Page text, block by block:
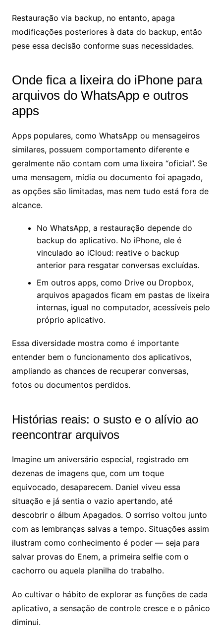
Restauração via backup, no entanto, apaga
modificações posteriores à data do backup, então
pese essa decisão conforme suas necessidades.
Onde fica a lixeira do iPhone para
arquivos do WhatsApp e outros
apps
Apps populares, como WhatsApp ou mensageiros
similares, possuem comportamento diferente e
geralmente não contam com uma lixeira “oficial”. Se
uma mensagem, mídia ou documento foi apagado,
as opções são limitadas, mas nem tudo está fora de
alcance.
No WhatsApp, a restauração depende do
backup do aplicativo. No iPhone, ele é
vinculado ao iCloud: reative o backup
anterior para resgatar conversas excluídas.
Em outros apps, como Drive ou Dropbox,
arquivos apagados ficam em pastas de lixeira
internas, igual no computador, acessíveis pelo
próprio aplicativo.
Essa diversidade mostra como é importante
entender bem o funcionamento dos aplicativos,
ampliando as chances de recuperar conversas,
fotos ou documentos perdidos.
Histórias reais: o susto e o alívio ao
reencontrar arquivos
Imagine um aniversário especial, registrado em
dezenas de imagens que, com um toque
equivocado, desaparecem. Daniel viveu essa
situação e já sentia o vazio apertando, até
descobrir o álbum Apagados. O sorriso voltou junto
com as lembranças salvas a tempo. Situações assim
ilustram como conhecimento é poder — seja para
salvar provas do Enem, a primeira selfie com o
cachorro ou aquela planilha do trabalho.
Ao cultivar o hábito de explorar as funções de cada
aplicativo, a sensação de controle cresce e o pânico
diminui.